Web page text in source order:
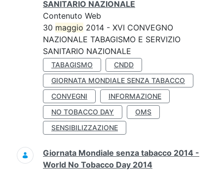
SANITARIO NAZIONALE
Contenuto Web
30 maggio 2014 - XVI CONVEGNO
NAZIONALE TABAGISMO E SERVIZIO
SANITARIO NAZIONALE
TABAGISMO
CNDD
GIORNATA MONDIALE SENZA TABACCO
CONVEGNI
INFORMAZIONE
NO TOBACCO DAY
OMS
SENSIBILIZZAZIONE
Giornata Mondiale senza tabacco 2014 -
World No Tobacco Day 2014